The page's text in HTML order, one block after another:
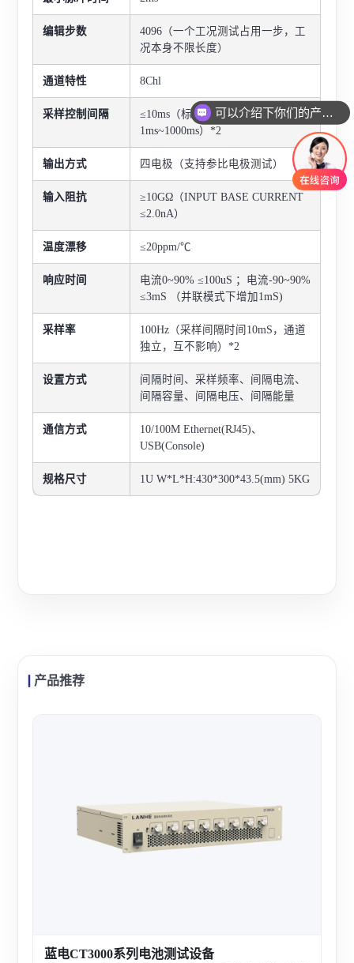
编辑步数
4096（一个工况测试占用一步，工
况本身不限长度）
通道特性 8Chl
采样控制间隔
≤10ms（标准10ms，可调区间是
1ms~1000ms）*2
输出方式 四电极（支持参比电极测试）
输入阻抗
≥10GΩ（INPUT BASE CURRENT
≤2.0nA）
温度漂移 ≤20ppm/℃
响应时间
电流0~90% ≤100uS ；电流-90~90%
≤3mS （并联模式下增加1mS)
采样率
100Hz（采样间隔时间10mS，通道
独立，互不影响）*2
设置方式
间隔时间、采样频率、间隔电流、
间隔容量、间隔电压、间隔能量
通信方式
10/100M Ethernet(RJ45)、
USB(Console)
规格尺寸 1U W*L*H:430*300*43.5(mm) 5KG
产品推荐
蓝电CT3000系列电池测试设备
可以介绍下你们的产品么